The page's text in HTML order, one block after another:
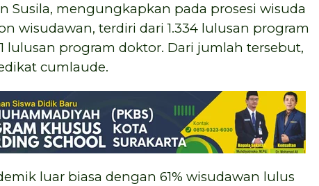
Susila, mengungkapkan pada prosesi wisuda
wisudawan, terdiri dari 1.334 lulusan program
lulusan program doktor. Dari jumlah tersebut,
cumlaude.
luar biasa dengan 61% wisudawan lulus